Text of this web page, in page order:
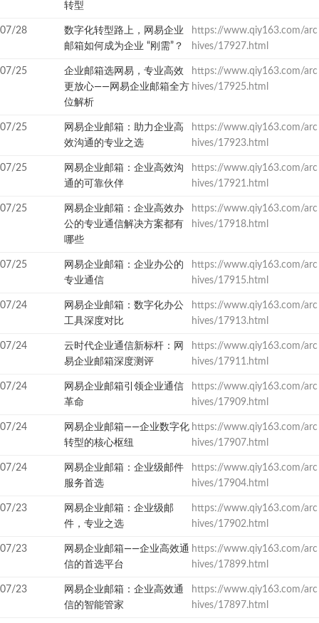
转型
07/28
数字化转型路上，网易企业
邮箱如何成为企业 “刚需”？
https://www.qiy163.com/arc
hives/17927.html
07/25
企业邮箱选网易，专业高效
更放心——网易企业邮箱全方
位解析
https://www.qiy163.com/arc
hives/17925.html
07/25
网易企业邮箱：助力企业高
效沟通的专业之选
https://www.qiy163.com/arc
hives/17923.html
07/25
网易企业邮箱：企业高效沟
通的可靠伙伴
https://www.qiy163.com/arc
hives/17921.html
07/25
网易企业邮箱：企业高效办
公的专业通信解决方案都有
哪些
https://www.qiy163.com/arc
hives/17918.html
07/25
网易企业邮箱：企业办公的
专业通信
https://www.qiy163.com/arc
hives/17915.html
07/24
网易企业邮箱：数字化办公
工具深度对比
https://www.qiy163.com/arc
hives/17913.html
07/24
云时代企业通信新标杆：网
易企业邮箱深度测评
https://www.qiy163.com/arc
hives/17911.html
07/24
网易企业邮箱引领企业通信
革命
https://www.qiy163.com/arc
hives/17909.html
07/24
网易企业邮箱——企业数字化
转型的核心枢纽
https://www.qiy163.com/arc
hives/17907.html
07/24
网易企业邮箱：企业级邮件
服务首选
https://www.qiy163.com/arc
hives/17904.html
07/23
网易企业邮箱：企业级邮
件，专业之选
https://www.qiy163.com/arc
hives/17902.html
07/23
网易企业邮箱——企业高效通
信的首选平台
https://www.qiy163.com/arc
hives/17899.html
07/23
网易企业邮箱：企业高效通
信的智能管家
https://www.qiy163.com/arc
hives/17897.html